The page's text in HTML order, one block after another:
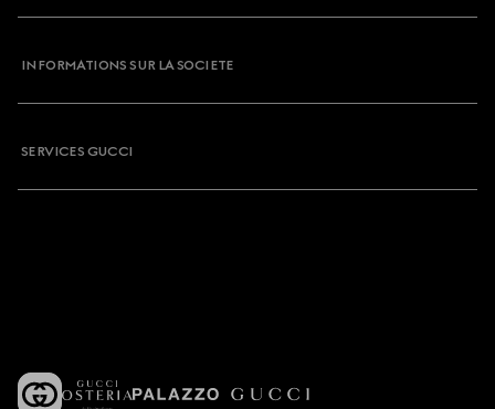
INFORMATIONS SUR LA SOCIETE
SERVICES GUCCI